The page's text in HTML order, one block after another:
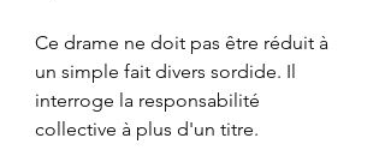
Ce drame ne doit pas être réduit à
un simple fait divers sordide. Il
interroge la responsabilité
collective à plus d'un titre.